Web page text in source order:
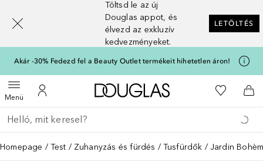
Töltsd le az új
Douglas appot, és
élvezd az exkluzív
kedvezményeket.
LETÖLTÉS
Akár -30% Fedezd fel a Beauty Outlet termékeit hihetetlen áron!
MenüMenü megnyitása
A fiókomhoz
A Douglas Főoldalra
A
Menj vissza
Keresés végrehajtása
Homepage Test Zuhanyzás és fürdés Tusfürdők Jardin
[navigation.slideout.screenreader]